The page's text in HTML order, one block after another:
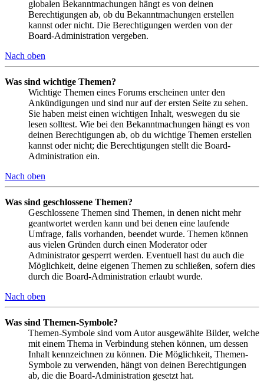
globalen Bekanntmachungen hängt es von deinen
Berechtigungen ab, ob du Bekanntmachungen erstellen
kannst oder nicht. Die Berechtigungen werden von der
Board-Administration vergeben.
Nach oben
Was sind wichtige Themen?
Wichtige Themen eines Forums erscheinen unter den
Ankündigungen und sind nur auf der ersten Seite zu sehen.
Sie haben meist einen wichtigen Inhalt, weswegen du sie
lesen solltest. Wie bei den Bekanntmachungen hängt es von
deinen Berechtigungen ab, ob du wichtige Themen erstellen
kannst oder nicht; die Berechtigungen stellt die Board-
Administration ein.
Nach oben
Was sind geschlossene Themen?
Geschlossene Themen sind Themen, in denen nicht mehr
geantwortet werden kann und bei denen eine laufende
Umfrage, falls vorhanden, beendet wurde. Themen können
aus vielen Gründen durch einen Moderator oder
Administrator gesperrt werden. Eventuell hast du auch die
Möglichkeit, deine eigenen Themen zu schließen, sofern dies
durch die Board-Administration erlaubt wurde.
Nach oben
Was sind Themen-Symbole?
Themen-Symbole sind vom Autor ausgewählte Bilder, welche
mit einem Thema in Verbindung stehen können, um dessen
Inhalt kennzeichnen zu können. Die Möglichkeit, Themen-
Symbole zu verwenden, hängt von deinen Berechtigungen
ab, die die Board-Administration gesetzt hat.